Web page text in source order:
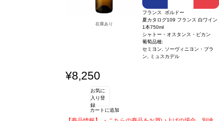
在庫あり
フランス ボルドー
夏カタログ109 フランス 白ワイン
1本750ml
シャトー・オスタンス・ピカン
葡萄品種:
セミヨン, ソーヴィニヨン・ブラ
ン, ミュスカデル
¥8,250
お気に
入り登
録
カートに追加